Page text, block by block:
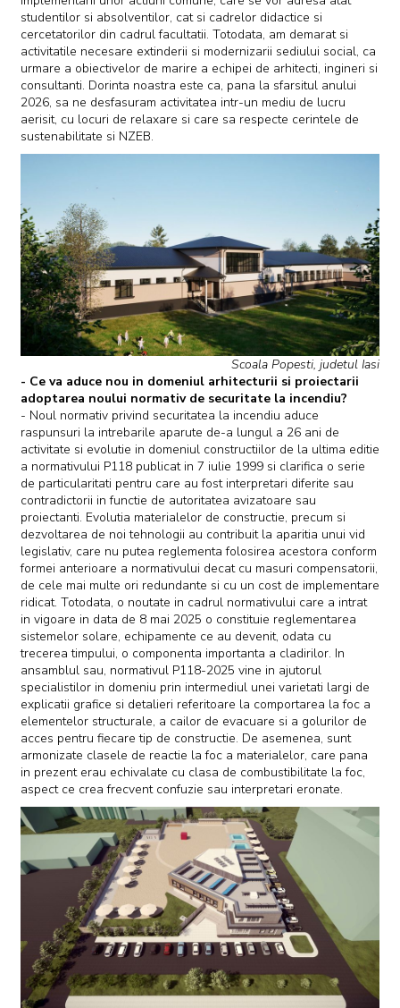
studentilor si absolventilor, cat si cadrelor didactice si
cercetatorilor din cadrul facultatii. Totodata, am demarat si
activitatile necesare extinderii si modernizarii sediului social, ca
urmare a obiectivelor de marire a echipei de arhitecti, ingineri si
consultanti. Dorinta noastra este ca, pana la sfarsitul anului
2026, sa ne desfasuram activitatea intr-un mediu de lucru
aerisit, cu locuri de relaxare si care sa respecte cerintele de
sustenabilitate si NZEB.
Scoala Popesti, judetul Iasi
- Ce va aduce nou in domeniul arhitecturii si proiectarii
adoptarea noului normativ de securitate la incendiu?
- Noul normativ privind securitatea la incendiu aduce
raspunsuri la intrebarile aparute de-a lungul a 26 ani de
activitate si evolutie in domeniul constructiilor de la ultima editie
a normativului P118 publicat in 7 iulie 1999 si clarifica o serie
de particularitati pentru care au fost interpretari diferite sau
contradictorii in functie de autoritatea avizatoare sau
proiectanti. Evolutia materialelor de constructie, precum si
dezvoltarea de noi tehnologii au contribuit la aparitia unui vid
legislativ, care nu putea reglementa folosirea acestora conform
formei anterioare a normativului decat cu masuri compensatorii,
de cele mai multe ori redundante si cu un cost de implementare
ridicat. Totodata, o noutate in cadrul normativului care a intrat
in vigoare in data de 8 mai 2025 o constituie reglementarea
sistemelor solare, echipamente ce au devenit, odata cu
trecerea timpului, o componenta importanta a cladirilor. In
ansamblul sau, normativul P118-2025 vine in ajutorul
specialistilor in domeniu prin intermediul unei varietati largi de
explicatii grafice si detalieri referitoare la comportarea la foc a
elementelor structurale, a cailor de evacuare si a golurilor de
acces pentru fiecare tip de constructie. De asemenea, sunt
armonizate clasele de reactie la foc a materialelor, care pana
in prezent erau echivalate cu clasa de combustibilitate la foc,
aspect ce crea frecvent confuzie sau interpretari eronate.